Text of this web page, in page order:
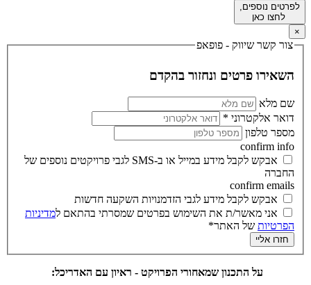
לפרטים נוספים,
‬ ‫‫לחצו כאן
×
צור קשר שיווק - פופאפ
‫השאירו פרטים ונחזור בהקדם‬
שם מלא
דואר אלקטרוני *
מספר טלפון
confirm info
אבקש לקבל מידע במייל או ב-SMS לגבי פרויקטים נוספים של
החברה
confirm emails
אבקש לקבל מידע לגבי הזדמנויות השקעה חדשות
אני מאשר/ת את השימוש בפרטים שמסרתי בהתאם למדיניות
הפרטיות של האתר*
חזרו אליי
על התכנון שמאחורי הפרויקט - ראיון עם האדריכל: